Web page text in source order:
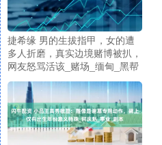
捷希缘 男的生拔指甲，女的遭
多人折磨，真实边境赌博被扒，
网友怒骂活该_赌场_缅甸_黑帮